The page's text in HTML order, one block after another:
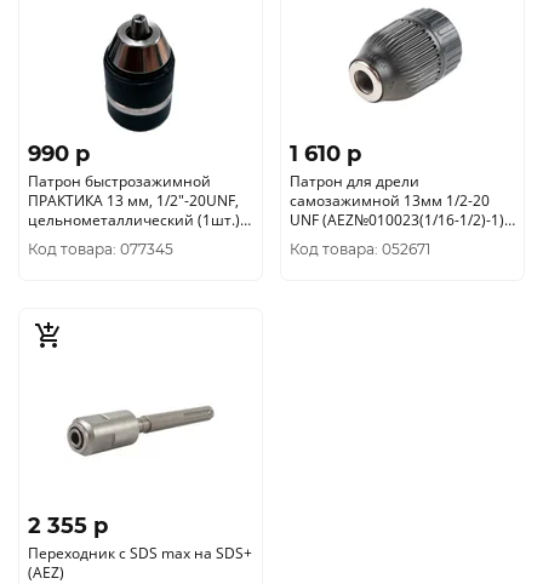
990 p
Патрон быстрозажимной
ПРАКТИКА 13 мм, 1/2"-20UNF,
цельнометаллический (1шт.)
коробка 030-986
Код товара: 077345
1 610 p
Патрон для дрели
самозажимной 13мм 1/2-20
UNF (AEZ№010023(1/16-1/2)-1)
серия5000 (верхняя гайка)
Код товара: 052671
2 355 p
Переходник с SDS max на SDS+
(AEZ)